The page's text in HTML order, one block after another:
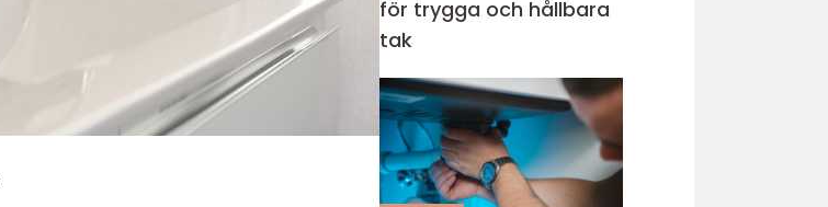
för trygga och hållbara
tak